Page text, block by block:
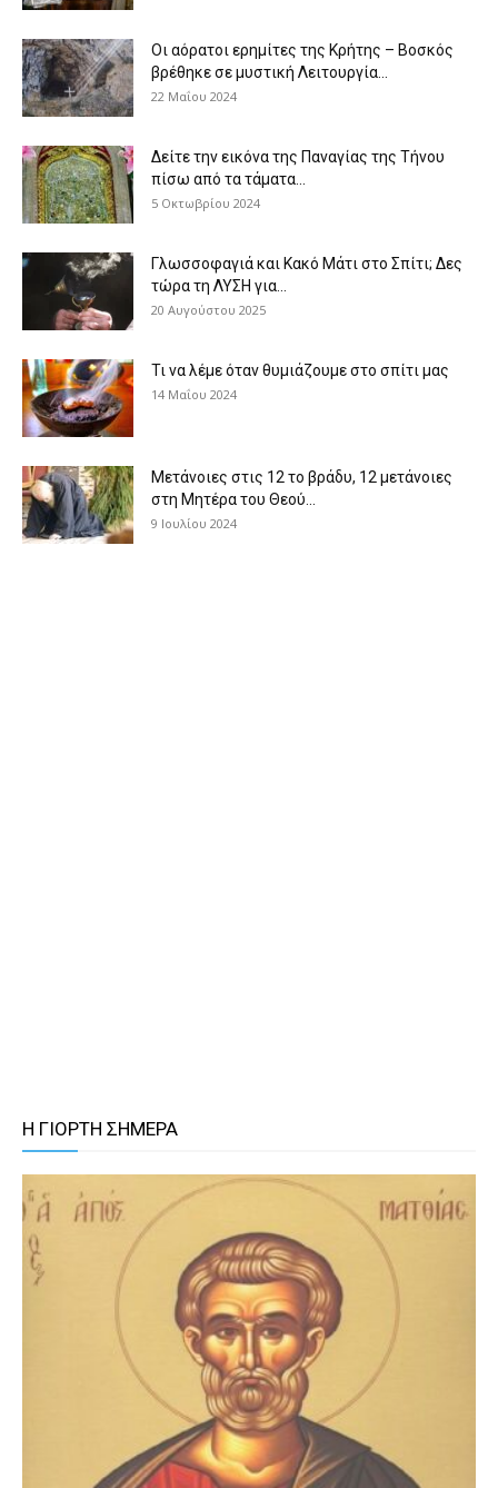
Οι αόρατοι ερημίτες της Κρήτης – Βοσκός
βρέθηκε σε μυστική Λειτουργία...
22 Μαΐου 2024
Δείτε την εικόνα της Παναγίας της Τήνου
πίσω από τα τάματα...
5 Οκτωβρίου 2024
Γλωσσοφαγιά και Κακό Μάτι στο Σπίτι; Δες
τώρα τη ΛΥΣΗ για...
20 Αυγούστου 2025
Τι να λέμε όταν θυμιάζουμε στο σπίτι μας
14 Μαΐου 2024
Μετάνοιες στις 12 το βράδυ, 12 μετάνοιες
στη Μητέρα του Θεού...
9 Ιουλίου 2024
Η ΓΙΟΡΤΗ ΣΗΜΕΡΑ